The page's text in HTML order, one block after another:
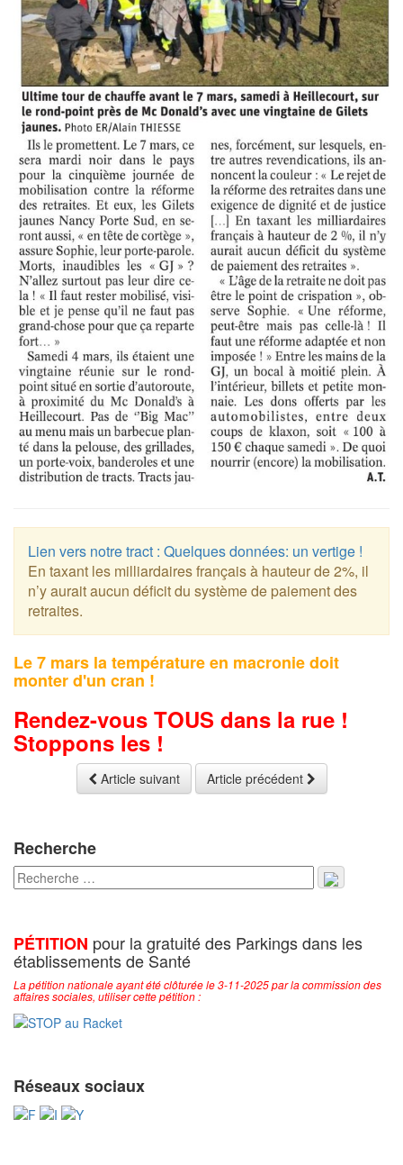
Lien vers notre tract : Quelques données: un vertige !
En taxant les milliardaires français à hauteur de 2%, il
n’y aurait aucun déficit du système de paiement des
retraites.
Le 7 mars la température en macronie doit
monter d'un cran !
Rendez-vous TOUS dans la rue !
Stoppons les !
Article suivant Article précédent
Recherche
PÉTITION pour la gratuité des Parkings dans les
établissements de Santé
La pétition nationale ayant été clôturée le 3-11-2025 par la commission des
affaires sociales, utiliser cette pétition :
Réseaux sociaux